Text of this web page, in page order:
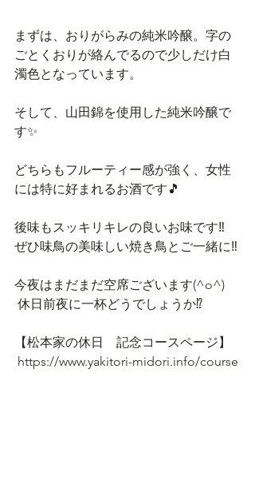
まずは、おりがらみの純米吟醸。字の
ごとくおりが絡んでるので少しだけ白
濁色となっています。
そして、山田錦を使用した純米吟醸で
す✨
どちらもフルーティー感が強く、女性
には特に好まれるお酒です🎵
後味もスッキリキレの良いお味です‼️
ぜひ味鳥の美味しい焼き鳥とご一緒に‼️
今夜はまだまだ空席ございます(^o^)
休日前夜に一杯どうでしょうか⁉️
【松本家の休日　記念コースページ】
https://www.yakitori-midori.info/course